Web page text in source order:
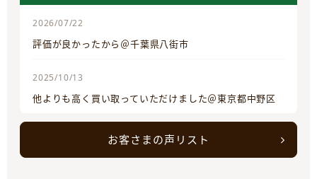
2026/07/22
評価が良かったから＠千葉県八街市
2025/10/13
他よりも高く買い取っていただけました＠東京都中野区
お客さまの声リスト